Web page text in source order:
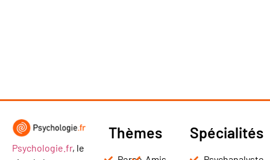
Psychologie.fr, le
Thèmes Spécialités